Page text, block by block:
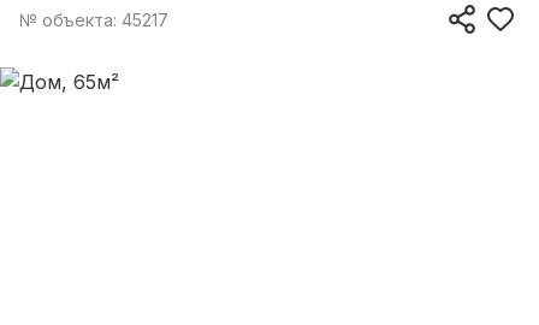
№ объекта: 45217